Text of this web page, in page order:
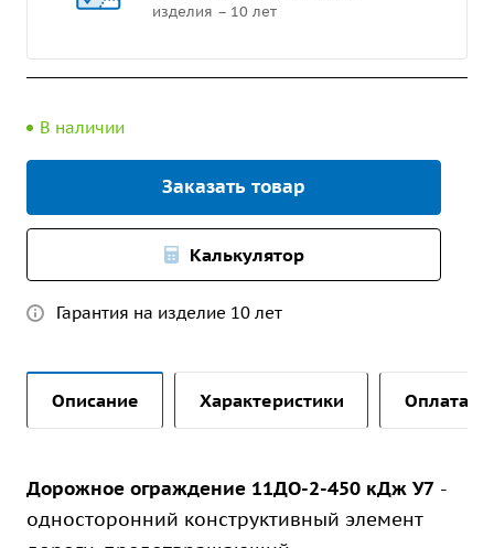
изделия – 10 лет
В наличии
Заказать товар
Калькулятор
Гарантия на изделие 10 лет
Описание Характеристики Оплата и
Дорожное ограждение 11ДО-2-450 кДж У7 -
односторонний конструктивный элемент